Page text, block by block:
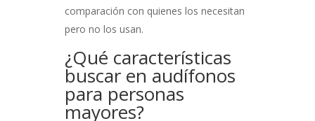
comparación con quienes los necesitan
pero no los usan.
¿Qué características
buscar en audífonos
para personas
mayores?